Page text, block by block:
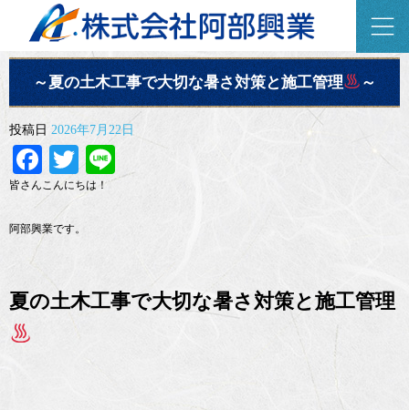
オフィシャルブログ
～夏の土木工事で大切な暑さ対策と施工管理 ～
投稿日 2026年7月22日
Facebook
Twitter
皆さんこんにちは！
阿部興業です。
夏の土木工事で大切な暑さ対策と施工管理